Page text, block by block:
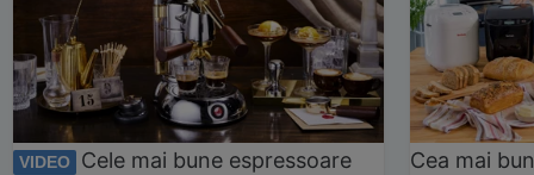
VIDEO
Cele mai bune espressoare
Cea mai